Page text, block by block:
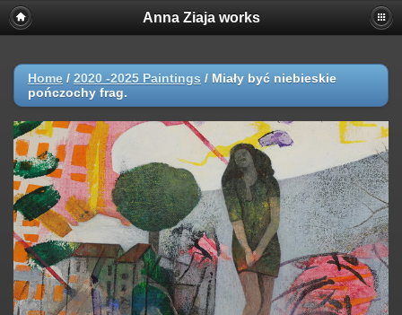
Anna Ziaja works
Home / 2020 -2025 Paintings / Miały być niebieskie
pończochy frag.